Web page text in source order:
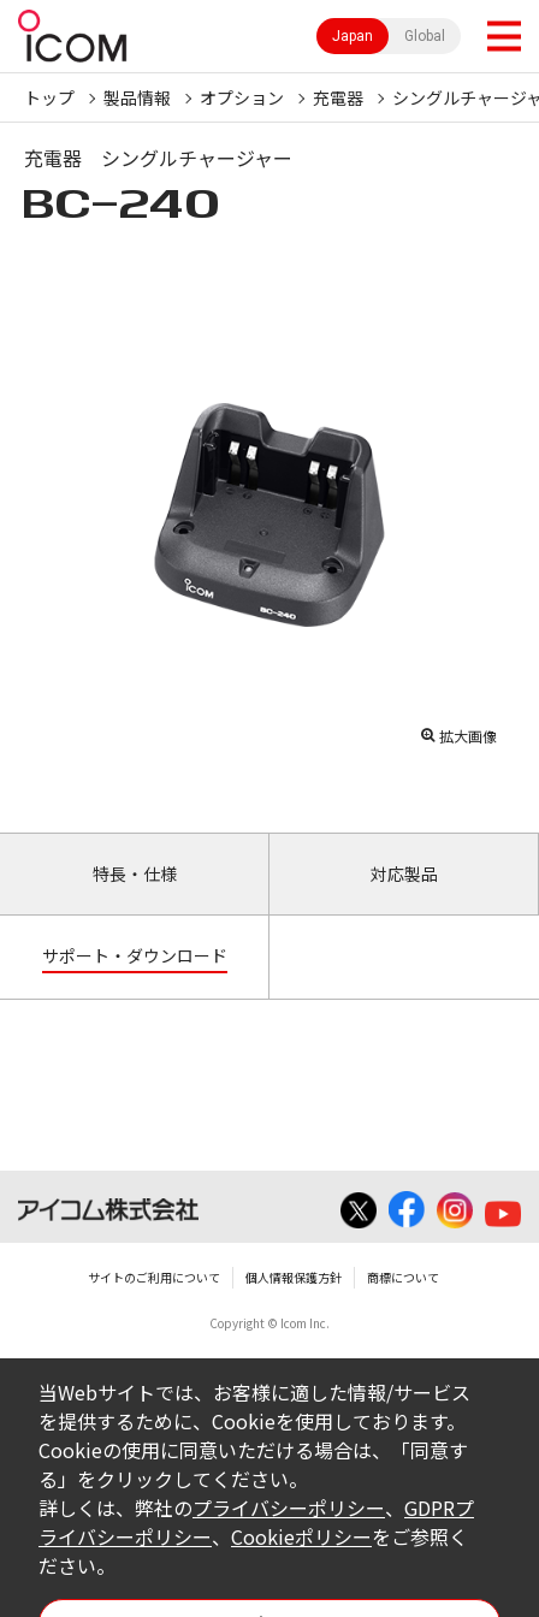
Japan Global
トップ 製品情報 オプション 充電器 シングルチャージ
充電器 シングルチャージャー
BC-240
拡大画像
特長・仕様 対応製品
サポート・ダウンロード
サイトのご利用について 個人情報保護方針 商標について
Copyright © Icom Inc.
当Webサイトでは、お客様に適した情報/サービス
を提供するために、Cookieを使用しております。
Cookieの使用に同意いただける場合は、「同意す
る」をクリックしてください。
詳しくは、弊社のプライバシーポリシー、 GDPRプ
ライバシーポリシー、 Cookieポリシーをご参照く
ださい。